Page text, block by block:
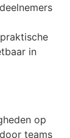
in
op
teams